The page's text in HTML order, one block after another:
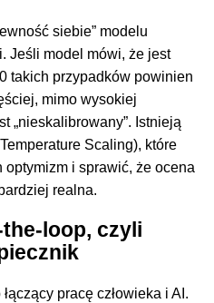
siebie” modelu
Jeśli model mówi, że jest
takich przypadków powinien
mimo wysokiej
„nieskalibrowany”. Istnieją
Scaling), które
i sprawić, że ocena
realna.
loop, czyli